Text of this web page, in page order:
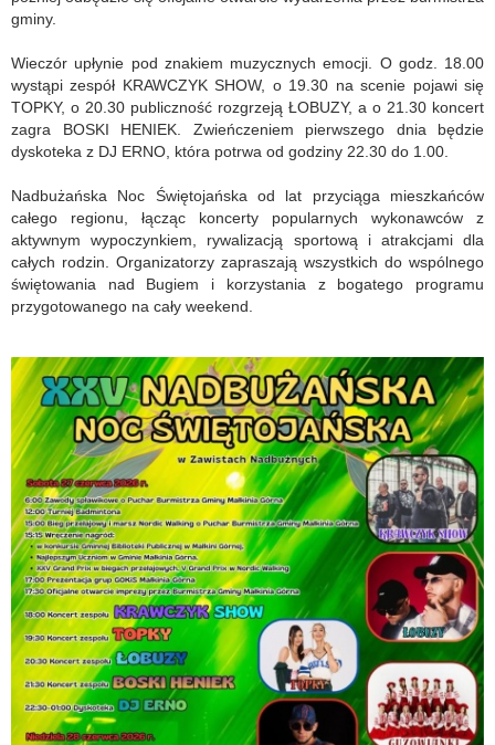
gminy.
Wieczór upłynie pod znakiem muzycznych emocji. O godz. 18.00
wystąpi zespół KRAWCZYK SHOW, o 19.30 na scenie pojawi się
TOPKY, o 20.30 publiczność rozgrzeją ŁOBUZY, a o 21.30 koncert
zagra BOSKI HENIEK. Zwieńczeniem pierwszego dnia będzie
dyskoteka z DJ ERNO, która potrwa od godziny 22.30 do 1.00.
Nadbużańska Noc Świętojańska od lat przyciąga mieszkańców
całego regionu, łącząc koncerty popularnych wykonawców z
aktywnym wypoczynkiem, rywalizacją sportową i atrakcjami dla
całych rodzin. Organizatorzy zapraszają wszystkich do wspólnego
świętowania nad Bugiem i korzystania z bogatego programu
przygotowanego na cały weekend.